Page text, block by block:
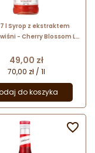
l Syrop z ekstraktem
- Cherry Blossom Le
Cena
49,00 zł
70,00 zł / 1l
do koszyka
